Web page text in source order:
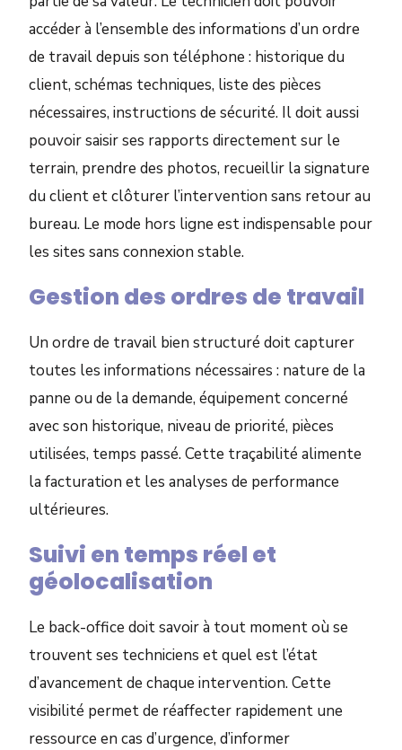
accéder à l’ensemble des informations d’un ordre
de travail depuis son téléphone : historique du
client, schémas techniques, liste des pièces
nécessaires, instructions de sécurité. Il doit aussi
pouvoir saisir ses rapports directement sur le
terrain, prendre des photos, recueillir la signature
du client et clôturer l’intervention sans retour au
bureau. Le mode hors ligne est indispensable pour
les sites sans connexion stable.
Gestion des ordres de travail
Un ordre de travail bien structuré doit capturer
toutes les informations nécessaires : nature de la
panne ou de la demande, équipement concerné
avec son historique, niveau de priorité, pièces
utilisées, temps passé. Cette traçabilité alimente
la facturation et les analyses de performance
ultérieures.
Suivi en temps réel et
géolocalisation
Le back-office doit savoir à tout moment où se
trouvent ses techniciens et quel est l’état
d’avancement de chaque intervention. Cette
visibilité permet de réaffecter rapidement une
ressource en cas d’urgence, d’informer